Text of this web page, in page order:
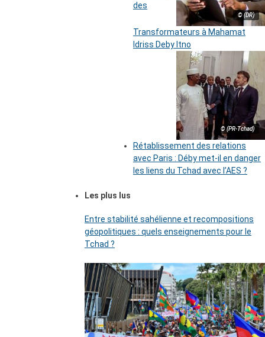
© (DR)
des
Transformateurs à Mahamat
Idriss Deby Itno
© (PR-Tchad)
Rétablissement des relations
avec Paris : Déby met-il en danger
les liens du Tchad avec l’AES ?
Les plus lus
Entre stabilité sahélienne et recompositions
géopolitiques : quels enseignements pour le
Tchad ?